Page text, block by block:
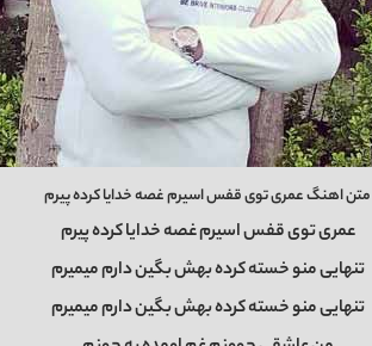
متن اهنگ عمری توی قفس اسیرم غصه خدایا کرده پیرم
عمری توی قفس اسیرم غصه خدایا کرده پیرم
تنهایی منو خسته کرده بهش بگین دارم میمیرم
تنهایی منو خسته کرده بهش بگین دارم میمیرم